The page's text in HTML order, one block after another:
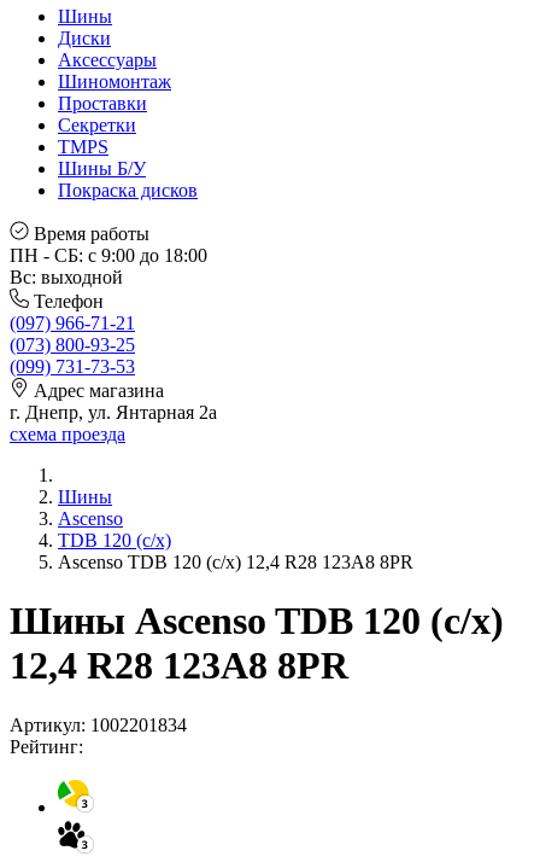
Шины
Диски
Аксессуары
Шиномонтаж
Проставки
Секретки
TMPS
Шины Б/У
Покраска дисков
Время работы
ПН - СБ: с 9:00 до 18:00
Вс: выходной
Телефон
(097) 966-71-21
(073) 800-93-25
(099) 731-73-53
Адрес магазина
г. Днепр, ул. Янтарная 2а
схема проезда
Шины
Ascenso
TDB 120 (с/х)
Ascenso TDB 120 (с/х) 12,4 R28 123A8 8PR
Шины Ascenso TDB 120 (с/х)
12,4 R28 123A8 8PR
Артикул: 1002201834
Рейтинг: